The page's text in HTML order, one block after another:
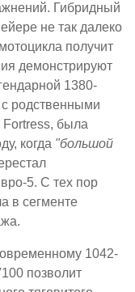
Гибридный
не так далеко
получит
демонстрируют
1380-
родственными
была
когда "большой
5. С тех пор
в сегменте
1042-
позволит